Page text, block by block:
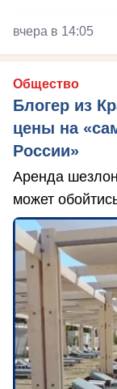
вчера в 14:05
Общество
Блогер из
цены на
России»
Аренда
может